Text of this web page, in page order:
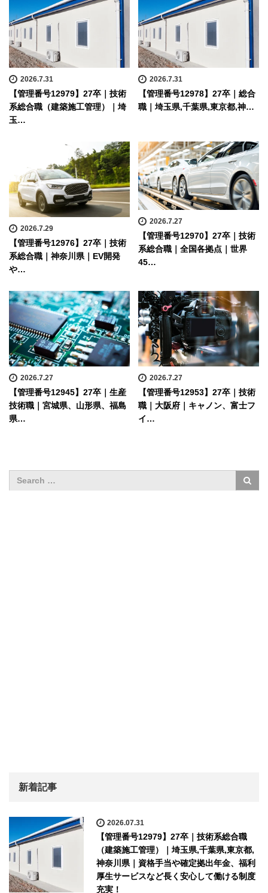
2026.7.31
【管理番号12979】27卒｜技術
系総合職（建築施工管理）｜埼
玉…
2026.7.31
【管理番号12978】27卒｜総合
職｜埼玉県,千葉県,東京都,神…
2026.7.29
【管理番号12976】27卒｜技術
系総合職｜神奈川県｜EV開発
や…
2026.7.27
【管理番号12970】27卒｜技術
系総合職｜全国各拠点｜世界
45…
2026.7.27
【管理番号12945】27卒｜生産
技術職｜宮城県、山形県、福島
県…
2026.7.27
【管理番号12953】27卒｜技術
職｜大阪府｜キャノン、富士フ
イ…
新着記事
2026.07.31
【管理番号12979】27卒｜技術系総合職
（建築施工管理）｜埼玉県,千葉県,東京都,
神奈川県｜資格手当や確定拠出年金、福利
厚生サービスなど長く安心して働ける制度
充実！